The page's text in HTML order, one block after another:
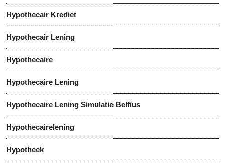
Hypothecair Krediet
Hypothecair Lening
Hypothecaire
Hypothecaire Lening
Hypothecaire Lening Simulatie Belfius
Hypothecairelening
Hypotheek